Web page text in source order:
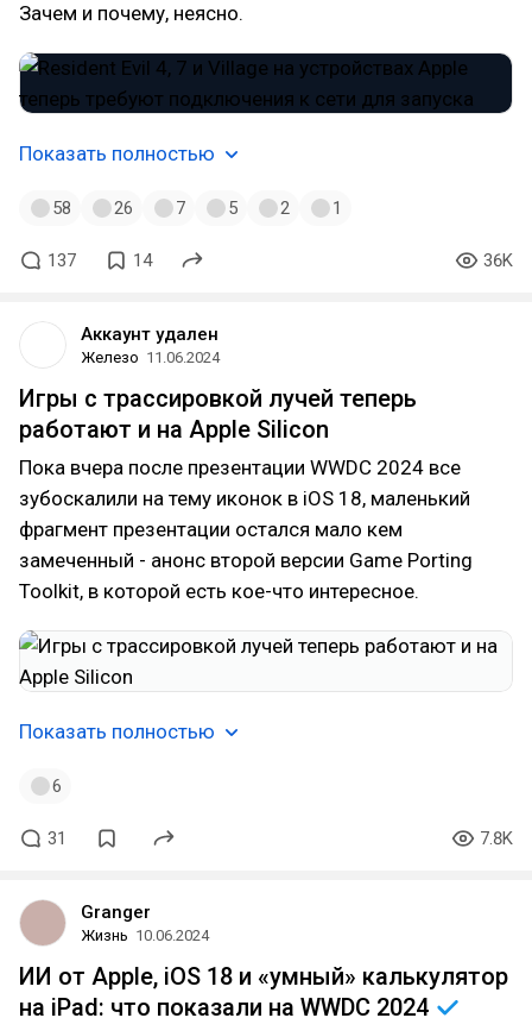
Зачем и почему, неясно.
Показать полностью
58 26 7 5 2 1
137 14 36K
Аккаунт удален
Железо 11.06.2024
Игры с трассировкой лучей теперь
работают и на Apple Silicon
Пока вчера после презентации WWDC 2024 все
зубоскалили на тему иконок в iOS 18, маленький
фрагмент презентации остался мало кем
замеченный - анонс второй версии Game Porting
Toolkit, в которой есть кое-что интересное.
Показать полностью
6
31 7.8K
Granger
Жизнь 10.06.2024
ИИ от Apple, iOS 18 и «умный» калькулятор
на iPad: что показали на WWDC 2024